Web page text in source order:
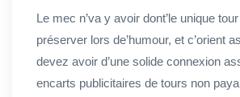
Le mec n’va y avoir dont’le unique tour
préserver lors de’humour, et c’orient
devez avoir d’une solide connexion
encarts publicitaires de tours non